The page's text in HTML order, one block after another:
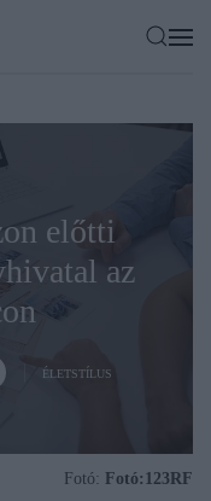
előtti
az
ÉLETSTÍLUS
Fotó: Fotó:123RF